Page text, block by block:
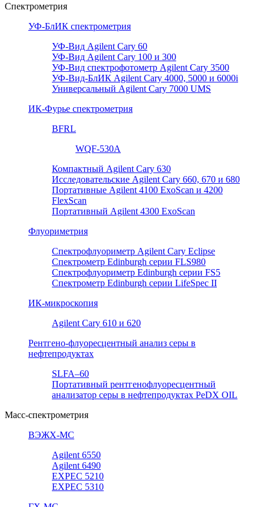
Спектрометрия
УФ-БлИК спектрометрия
УФ-Вид Agilent Cary 60
УФ-Вид Agilent Cary 100 и 300
УФ-Вид спектрофотометр Agilent Cary 3500
УФ-Вид-БлИК Agilent Cary 4000, 5000 и 6000i
Универсальный Agilent Cary 7000 UMS
ИК-Фурье спектрометрия
BFRL
WQF-530A
Компактный Agilent Cary 630
Исследовательские Agilent Cary 660, 670 и 680
Портативные Agilent 4100 ExoScan и 4200
FlexScan
Портативный Agilent 4300 ExoScan
Флуориметрия
Спектрофлуориметр Agilent Cary Eclipse
Спектрометр Edinburgh серии FLS980
Спектрофлуориметр Edinburgh серии FS5
Спектрометр Edinburgh серии LifeSpec II
ИК-микроскопия
Agilent Cary 610 и 620
Рентгено-флуоресцентный анализ серы в
нефтепродуктах
SLFA–60
Портативный рентгенофлуоресцентный
анализатор серы в нефтепродуктах PeDX OIL
Масс-спектрометрия
ВЭЖХ-МС
Agilent 6550
Agilent 6490
EXPEC 5210
EXPEC 5310